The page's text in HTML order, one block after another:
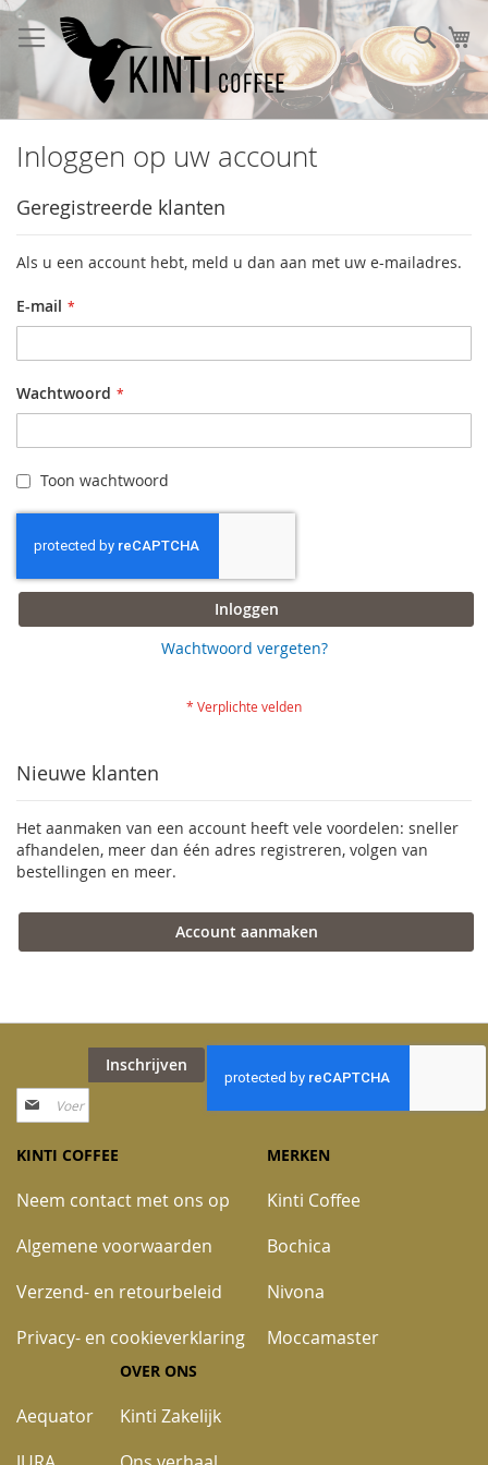
Ga
naar
de
inhoud
Inloggen op uw account
Geregistreerde klanten
Als u een account hebt, meld u dan aan met uw e-mailadres.
E-mail
Wachtwoord
Toon wachtwoord
Inloggen
Wachtwoord vergeten?
Nieuwe klanten
Het aanmaken van een account heeft vele voordelen: sneller
afhandelen, meer dan één adres registreren, volgen van
bestellingen en meer.
Account aanmaken
Abonneer
u
onze
Inschrijven
KINTI COFFEE
Neem contact met ons op
Algemene voorwaarden
Verzend- en retourbeleid
Privacy- en cookieverklaring
MERKEN
Kinti Coffee
Bochica
Nivona
Moccamaster
Aequator
OVER ONS
Kinti Zakelijk